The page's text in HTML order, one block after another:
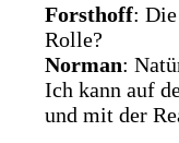
Forsthoff:
Rolle?
Norman:
Ich kann auf
und mit der